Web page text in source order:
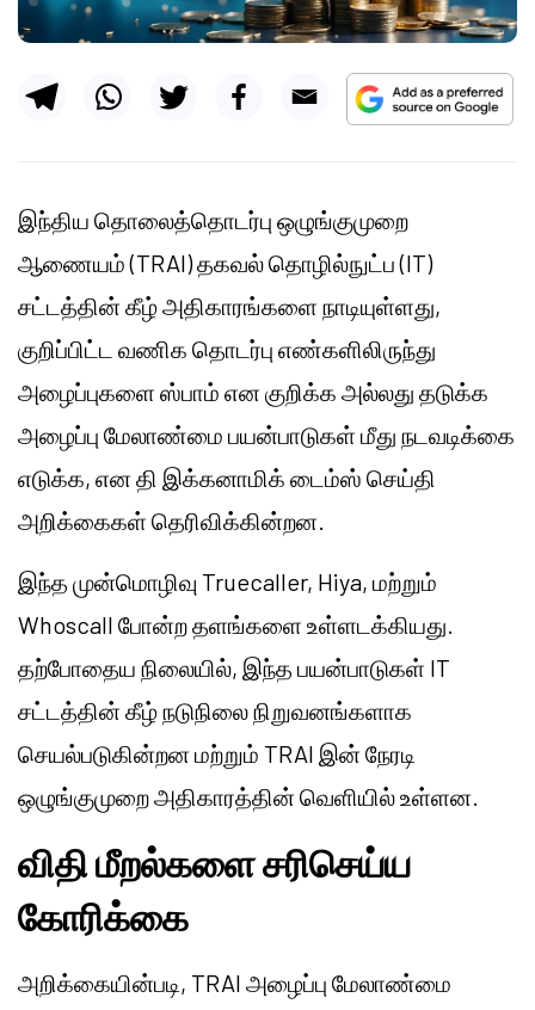
இந்திய தொலைத்தொடர்பு ஒழுங்குமுறை
ஆணையம் (TRAI) தகவல் தொழில்நுட்ப (IT)
சட்டத்தின் கீழ் அதிகாரங்களை நாடியுள்ளது,
குறிப்பிட்ட வணிக தொடர்பு எண்களிலிருந்து
அழைப்புகளை ஸ்பாம் என குறிக்க அல்லது தடுக்க
அழைப்பு மேலாண்மை பயன்பாடுகள் மீது நடவடிக்கை
எடுக்க, என தி இக்கனாமிக் டைம்ஸ் செய்தி
அறிக்கைகள் தெரிவிக்கின்றன.
இந்த முன்மொழிவு Truecaller, Hiya, மற்றும்
Whoscall போன்ற தளங்களை உள்ளடக்கியது.
தற்போதைய நிலையில், இந்த பயன்பாடுகள் IT
சட்டத்தின் கீழ் நடுநிலை நிறுவனங்களாக
செயல்படுகின்றன மற்றும் TRAI இன் நேரடி
ஒழுங்குமுறை அதிகாரத்தின் வெளியில் உள்ளன.
விதி மீறல்களை சரிசெய்ய
கோரிக்கை
அறிக்கையின்படி, TRAI அழைப்பு மேலாண்மை